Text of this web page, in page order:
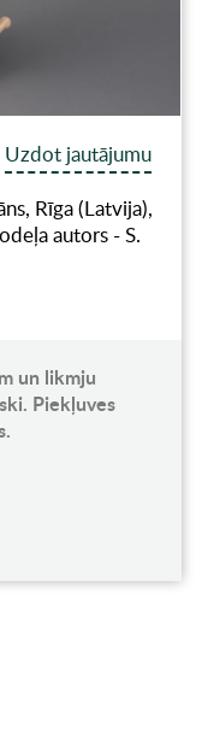
Uzdot jautājumu
Rīga (Latvija),
autors - S.
un likmju
Piekļuves